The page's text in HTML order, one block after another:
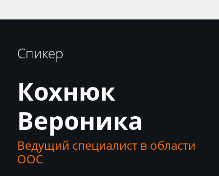
Спикер
Кохнюк
Вероника
Ведущий специалист в области
ООС